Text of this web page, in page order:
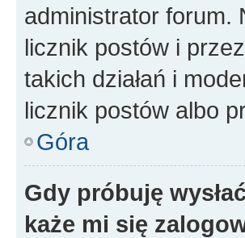
administrator forum.
licznik postów i
takich działań i
licznik postów albo
Góra
Gdy próbuję
każe mi się